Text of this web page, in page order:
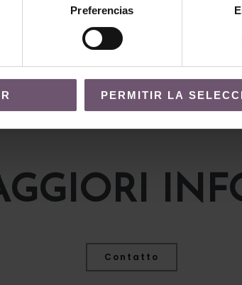
Preferencias
PERMITIR LA
Mod
Baldosa
LEGGI
Contatto